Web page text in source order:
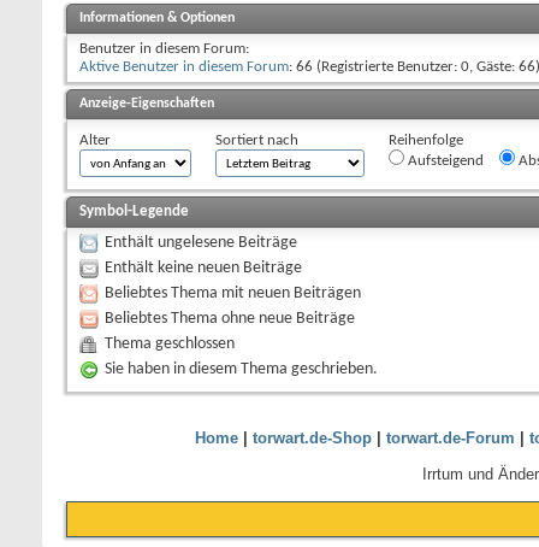
Informationen & Optionen
Benutzer in diesem Forum:
Aktive Benutzer in diesem Forum: 66 (Registrierte Benutzer: 0, Gäste: 66)
Anzeige-Eigenschaften
Alter Sortiert nach
Reihenfolge
Aufsteigend
Symbol-Legende
Enthält ungelesene Beiträge
Enthält keine neuen Beiträge
Beliebtes Thema mit neuen Beiträgen
Beliebtes Thema ohne neue Beiträge
Thema geschlossen
Sie haben in diesem Thema geschrieben.
Home| torwart.de-Shop| torwart.de-Forum |
Irrtum und